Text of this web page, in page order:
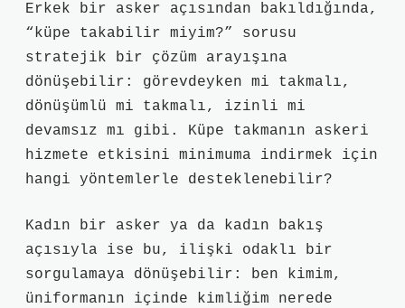
Erkek bir asker açısından bakıldığında,
“küpe takabilir miyim?” sorusu
stratejik bir çözüm arayışına
dönüşebilir: görevdeyken mi takmalı,
dönüşümlü mi takmalı, izinli mi
devamsız mı gibi. Küpe takmanın askeri
hizmete etkisini minimuma indirmek için
hangi yöntemlerle desteklenebilir?
Kadın bir asker ya da kadın bakış
açısıyla ise bu, ilişki odaklı bir
sorgulamaya dönüşebilir: ben kimim,
üniformanın içinde kimliğim nerede